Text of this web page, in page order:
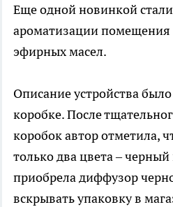
Еще одной новинкой
ароматизации помещения
эфирных масел.
Описание устройства
коробке. После
коробок автор отметила,
только два цвета –
приобрела диффузор
вскрывать упаковку в